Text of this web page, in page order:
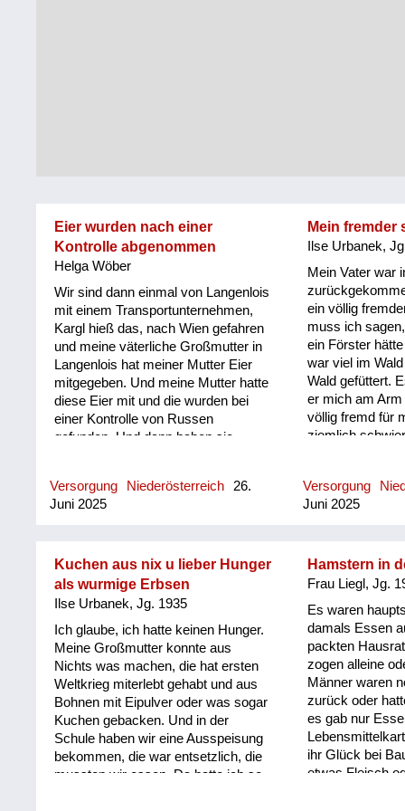
Staatsvertrag
sonstiges
Eier wurden nach einer
Kontrolle abgenommen
Helga Wöber
Wir sind dann einmal von Langenlois
mit einem Transportunternehmen,
Kargl hieß das, nach Wien gefahren
und meine väterliche Großmutter in
Langenlois hat meiner Mutter Eier
mitgegeben. Und meine Mutter hatte
diese Eier mit und die wurden bei
einer Kontrolle von Russen
gefunden. Und dann haben sie
gesessen und haben uns natürlich
gefürchtet, weil die Mutter weg war.
loslassen und wollten noch etwas
von ihr wissen. Und sie gesagt, als
Zeugin, sie kann sagen, dass sie
war dann auch so wir durften mit
Mutter ohne Eier nach Wien fahren.
Und meine mütterliche Großmutter
in Liesing: Da waren in dem Haus
russische Offiziere einquartiert und
da haben wir, da muss ich schon so
sieben, acht gewesen sein habe,
kann ich mich erinnern, dass
Versorgung Niederösterreich
26.
Juni 2025
Mein fremder
Ilse Urbanek,
Mein Vater war
ein völlig
muss ich
ein Förster
war viel im
Wald gefüttert.
er mich am
völlig fremd für
ziemlich
war der Vati
ist
wird zu wenig
aus ihm musste
streng
ich eigentlich
denn weil ich
empfunden
manchmal
beruhigen, aber
geglückt, man
nicht
war.
Versorgung
Juni 2025
Kuchen aus nix u lieber Hunger
als wurmige Erbsen
Ilse Urbanek, Jg. 1935
Ich glaube, ich hatte keinen Hunger.
Meine Großmutter konnte aus
Nichts was machen, die hat ersten
Weltkrieg miterlebt gehabt und aus
Bohnen mit Eipulver oder was sogar
Kuchen gebacken. Und in der
Schule haben wir eine Ausspeisung
bekommen, die war entsetzlich, die
mussten wir essen. Da hatte ich so
Hamstern in
Frau Liegl, Jg.
Es waren
damals Essen
packten
zogen alleine
Männer waren
zurück oder
es gab nur
ihr Glück bei
etwas Fleisch